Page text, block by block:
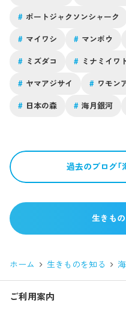
# ポートジャクソンシャーク
# マイワシ # マンボウ
# ミズダコ # ミナミイワ
# ヤマアジサイ # ワモン
# 日本の森 # 海月銀河
過去のブログ「
生きも
ホーム 生きものを知る
ご利用案内